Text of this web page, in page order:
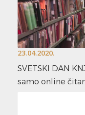
23.04.2020.
SVETSKI DAN
samo online